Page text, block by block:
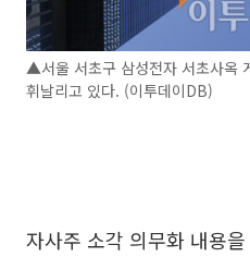
▲서울 서초구 삼성전자 서초사옥
휘날리고 있다. (이투데이DB)
자사주 소각 의무화 내용